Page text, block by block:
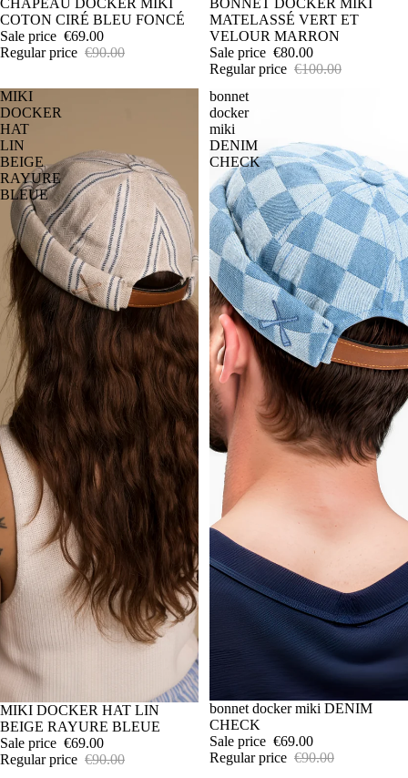
COTON CIRÉ BLEU FONCÉ
Sale price €69.00
Regular price €90.00
MATELASSÉ VERT ET
VELOUR MARRON
Sale price €80.00
Regular price €100.00
MIKI
DOCKER
HAT
LIN
BEIGE
RAYURE
BLEUE
SALE
MIKI DOCKER HAT LIN
BEIGE RAYURE BLEUE
Sale price €69.00
Regular price €90.00
bonnet
docker
miki
DENIM
CHECK
SALE
bonnet docker miki DENIM
CHECK
Sale price €69.00
Regular price €90.00